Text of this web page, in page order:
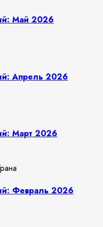
Май 2026
Апрель 2026
Март 2026
Февраль 2026